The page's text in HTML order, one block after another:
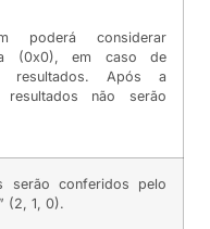
poderá considerar
(0x0), em caso de
resultados. Após a
não serão
serão conferidos pelo
(2, 1, 0).